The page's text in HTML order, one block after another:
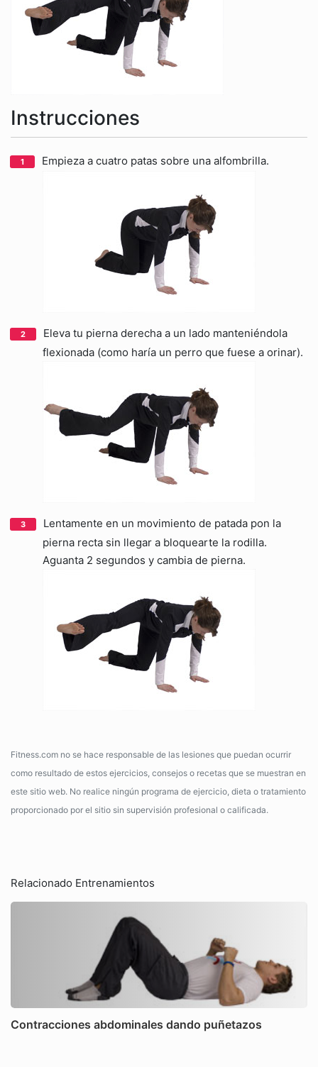
Instrucciones
Empieza a cuatro patas sobre una alfombrilla.
Eleva tu pierna derecha a un lado manteniéndola
flexionada (como haría un perro que fuese a orinar).
Lentamente en un movimiento de patada pon la
pierna recta sin llegar a bloquearte la rodilla.
Aguanta 2 segundos y cambia de pierna.
Fitness.com no se hace responsable de las lesiones que puedan ocurrir
como resultado de estos ejercicios, consejos o recetas que se muestran en
este sitio web. No realice ningún programa de ejercicio, dieta o tratamiento
proporcionado por el sitio sin supervisión profesional o calificada.
Relacionado Entrenamientos
Contracciones abdominales dando puñetazos